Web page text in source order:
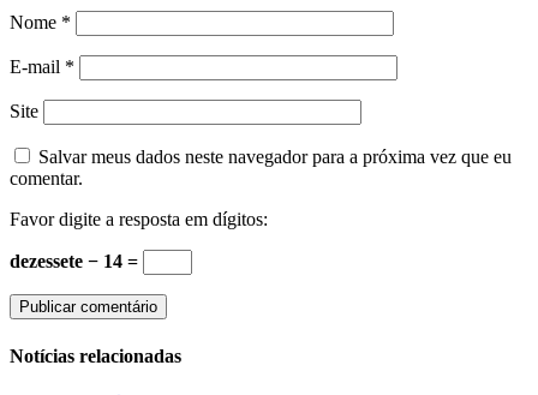
Nome *
E-mail *
Site
Salvar meus dados neste navegador para a próxima vez que eu
comentar.
Favor digite a resposta em dígitos:
dezessete − 14 =
Notícias relacionadas